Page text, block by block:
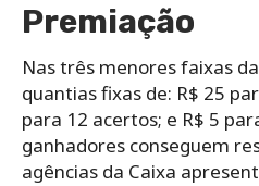
Premiação
Nas três menores faixas da
quantias fixas de: R$ 25
para 12 acertos; e R$ 5
ganhadores conseguem
agências da Caixa